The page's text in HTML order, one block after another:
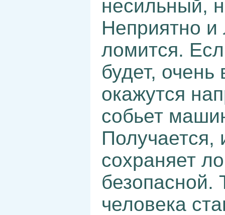
несильный,
Неприятно и
ломится.
будет,
окажутся
собьет
Получается,
сохраняет
безопасной.
человека